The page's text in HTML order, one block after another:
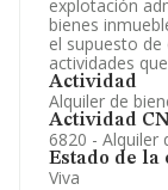
explotación
bienes
el supuesto de
actividades
Actividad
Alquiler de
Actividad
6820 - Alquiler
Estado de la
Viva